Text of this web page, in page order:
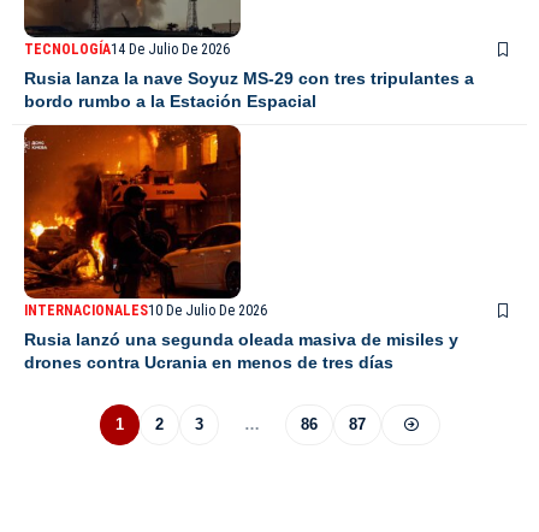
TECNOLOGÍA14 De Julio De 2026
Rusia lanza la nave Soyuz MS-29 con tres tripulantes a
bordo rumbo a la Estación Espacial
INTERNACIONALES10 De Julio De 2026
Rusia lanzó una segunda oleada masiva de misiles y
drones contra Ucrania en menos de tres días
1 2 3 … 86 87